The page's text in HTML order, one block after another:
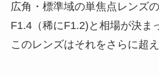
広角・標準域の単焦点レンズ
F1.4（稀にF1.2)と相場が決ま
このレンズはそれをさらに超